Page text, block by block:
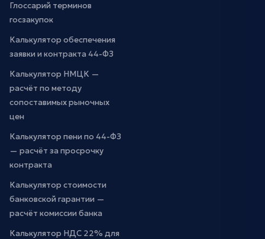
Глоссарий терминов
госзакупок
Калькулятор обеспечения
заявки и контракта 44-ФЗ
Калькулятор НМЦК —
расчёт по методу
сопоставимых рыночных
цен
Калькулятор пени по 44-ФЗ
— расчёт за просрочку
контракта
Калькулятор стоимости
банковской гарантии —
расчёт комиссии банка
Калькулятор НДС 22% для